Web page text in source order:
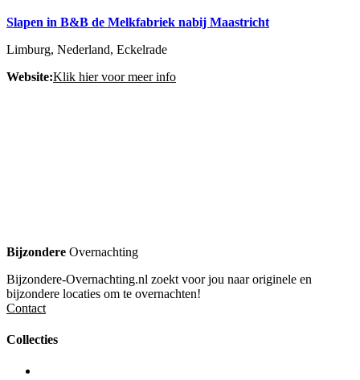
Slapen in B&B de Melkfabriek nabij Maastricht
Limburg, Nederland, Eckelrade
Website:Klik hier voor meer info
Collecties
Bijzondere Overnachting
Bijzondere-Overnachting.nl zoekt voor jou naar originele en
bijzondere locaties om te overnachten!
Contact